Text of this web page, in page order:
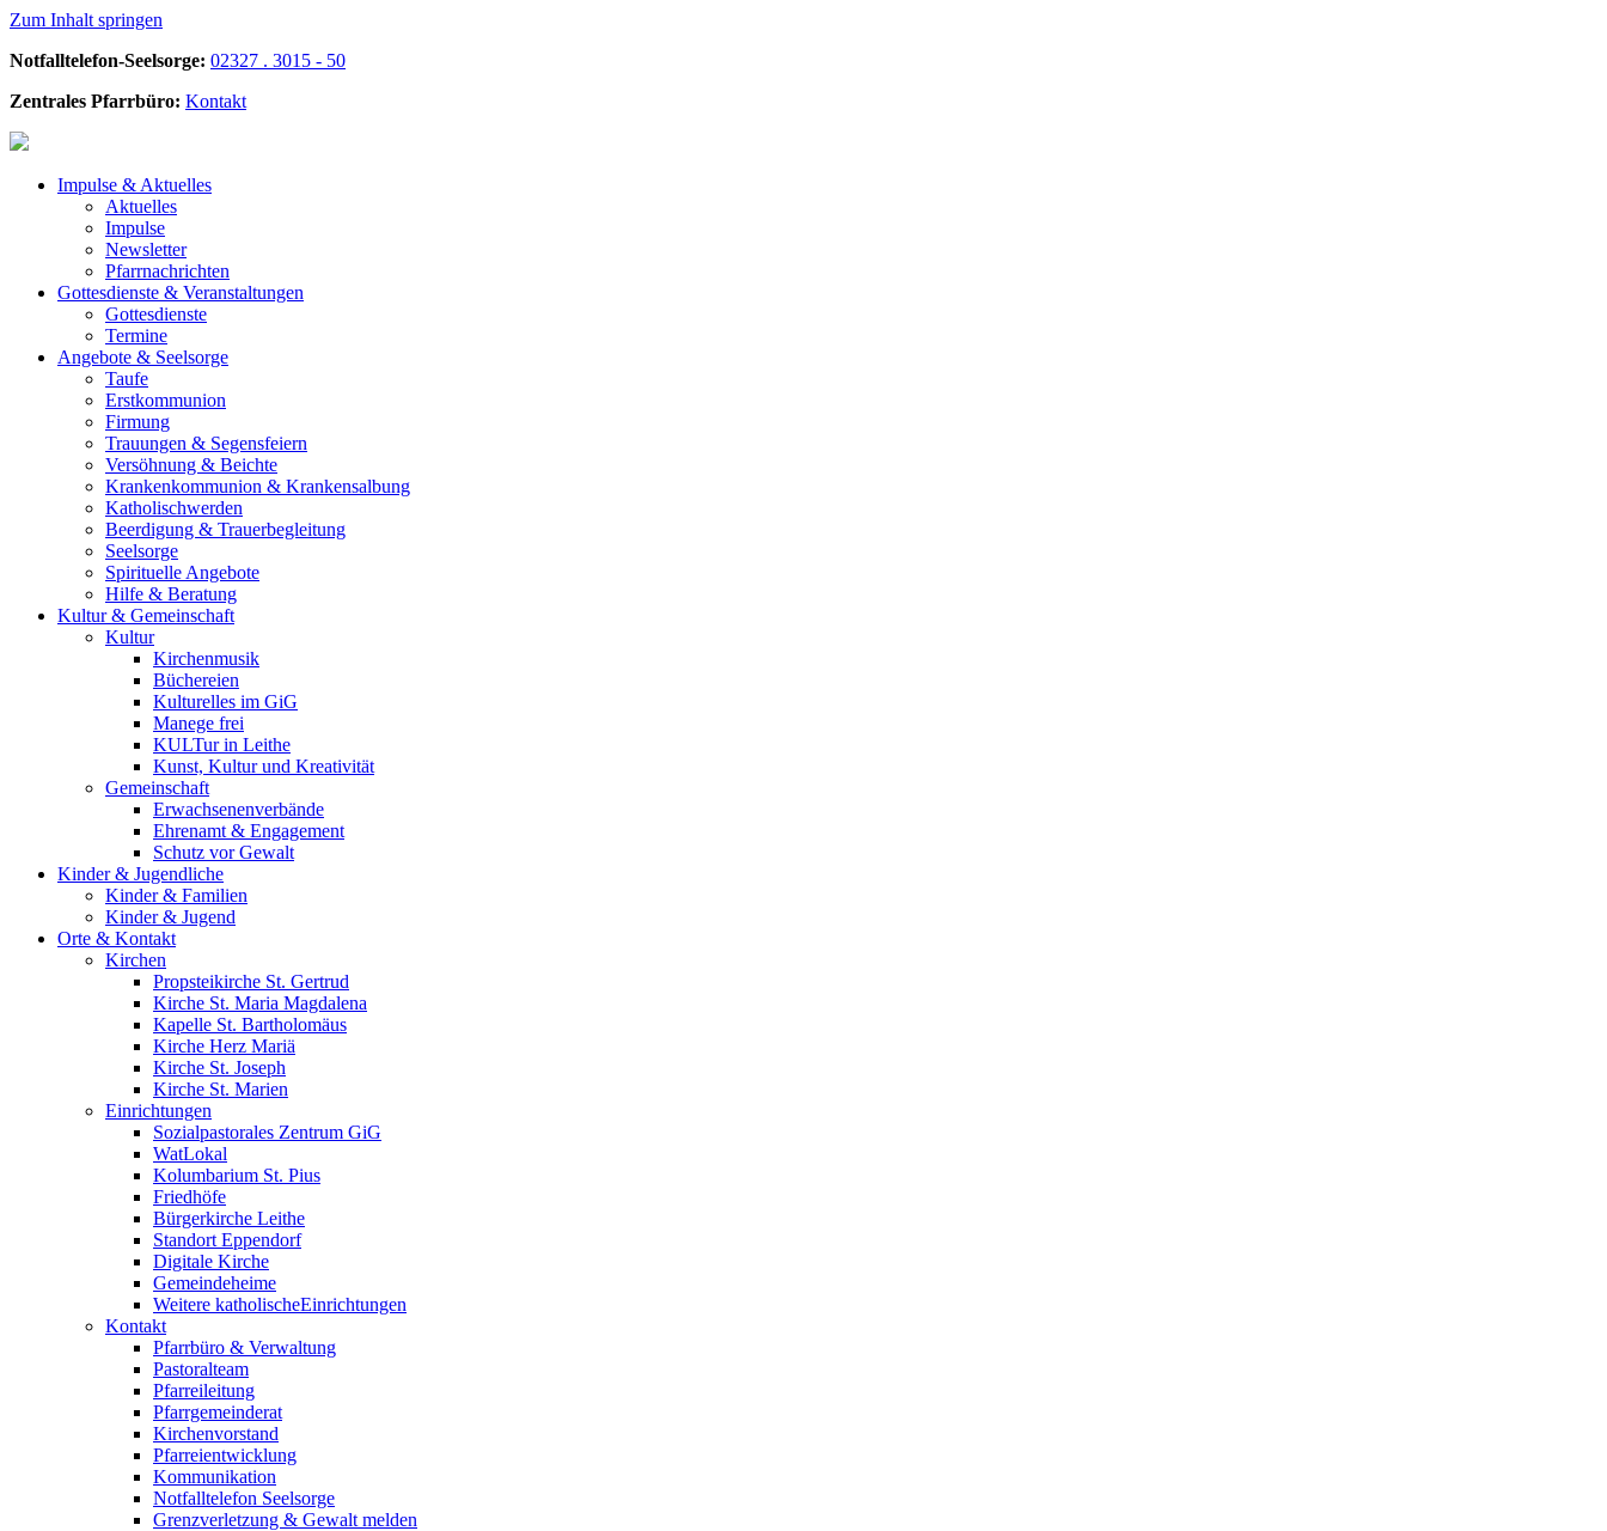
Zum Inhalt springen
Notfalltelefon-Seelsorge: 02327 . 3015 - 50
Zentrales Pfarrbüro: Kontakt
Impulse & Aktuelles
Aktuelles
Impulse
Newsletter
Pfarrnachrichten
Gottesdienste & Veranstaltungen
Gottesdienste
Termine
Angebote & Seelsorge
Taufe
Erstkommunion
Firmung
Trauungen & Segensfeiern
Versöhnung & Beichte
Krankenkommunion & Krankensalbung
Katholischwerden
Beerdigung & Trauerbegleitung
Seelsorge
Spirituelle Angebote
Hilfe & Beratung
Kultur & Gemeinschaft
Kultur
Kirchenmusik
Büchereien
Kulturelles im GiG
Manege frei
KULTur in Leithe
Kunst, Kultur und Kreativität
Gemeinschaft
Erwachsenenverbände
Ehrenamt & Engagement
Schutz vor Gewalt
Kinder & Jugendliche
Kinder & Familien
Kinder & Jugend
Orte & Kontakt
Kirchen
Propsteikirche St. Gertrud
Kirche St. Maria Magdalena
Kapelle St. Bartholomäus
Kirche Herz Mariä
Kirche St. Joseph
Kirche St. Marien
Einrichtungen
Sozialpastorales Zentrum GiG
WatLokal
Kolumbarium St. Pius
Friedhöfe
Bürgerkirche Leithe
Standort Eppendorf
Digitale Kirche
Gemeindeheime
Weitere katholische­­Einrichtungen
Kontakt
Pfarrbüro & Verwaltung
Pastoralteam
Pfarreileitung
Pfarrgemeinderat
Kirchenvorstand
Pfarreientwicklung
Kommunikation
Notfalltelefon Seelsorge
Grenzverletzung & Gewalt melden